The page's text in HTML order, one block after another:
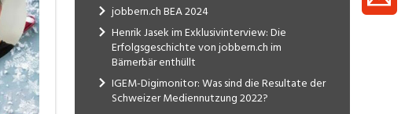
jobbern.ch BEA 2024
Henrik Jasek im Exklusivinterview: Die
Erfolgsgeschichte von jobbern.ch im
Bärnerbär enthüllt
IGEM-Digimonitor: Was sind die Resultate der
Schweizer Mediennutzung 2022?